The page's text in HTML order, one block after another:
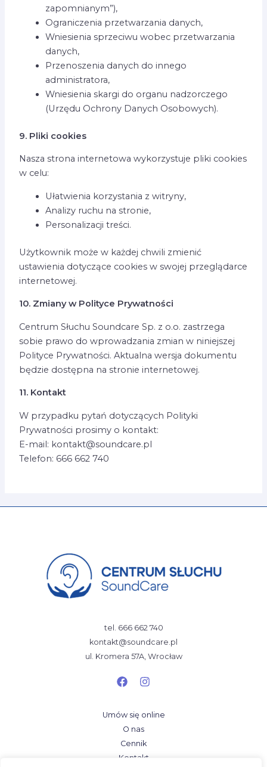
zapomnianym”),
Ograniczenia przetwarzania danych,
Wniesienia sprzeciwu wobec przetwarzania
danych,
Przenoszenia danych do innego
administratora,
Wniesienia skargi do organu nadzorczego
(Urzędu Ochrony Danych Osobowych).
9. Pliki cookies
Nasza strona internetowa wykorzystuje pliki cookies
w celu:
Ułatwienia korzystania z witryny,
Analizy ruchu na stronie,
Personalizacji treści.
Użytkownik może w każdej chwili zmienić
ustawienia dotyczące cookies w swojej przeglądarce
internetowej.
10. Zmiany w Polityce Prywatności
Centrum Słuchu Soundcare Sp. z o.o. zastrzega
sobie prawo do wprowadzania zmian w niniejszej
Polityce Prywatności. Aktualna wersja dokumentu
będzie dostępna na stronie internetowej.
11. Kontakt
W przypadku pytań dotyczących Polityki
Prywatności prosimy o kontakt:
E-mail: kontakt@soundcare.pl
Telefon: 666 662 740
tel. 666 662 740
kontakt@soundcare.pl
ul. Kromera 57A, Wrocław
Umów się online
O nas
Cennik
Kontakt